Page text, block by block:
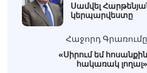
Սամվել
կերպարվեստը
Հաջորդ Գրառումը
«Սիրում եմ հոսանքին
հակառակ լողալ»